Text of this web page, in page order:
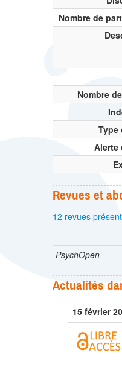
Nombre de
Nombre
Type
Alerte
Revues et
12 revues
PsychOpen
Actualités
15 février